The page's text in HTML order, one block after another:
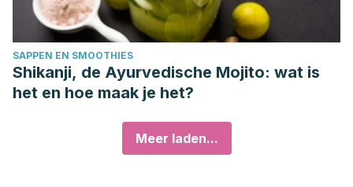
SAPPEN EN SMOOTHIES
Shikanji, de Ayurvedische Mojito: wat is
het en hoe maak je het?
Meer laden...